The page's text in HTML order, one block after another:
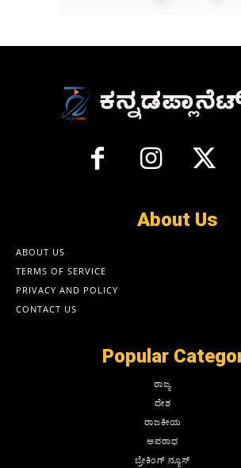
About Us
ABOUT US
TERMS OF SERVICE
PRIVACY AND POLICY
CONTACT US
Popular
ರಾಜ್ಯ
ದೇಶ
ರಾಜಕೀಯ
ಅಪರಾಧ
ಬ್ರೇಕಿಂಗ್ ನ್ಯೂಸ್